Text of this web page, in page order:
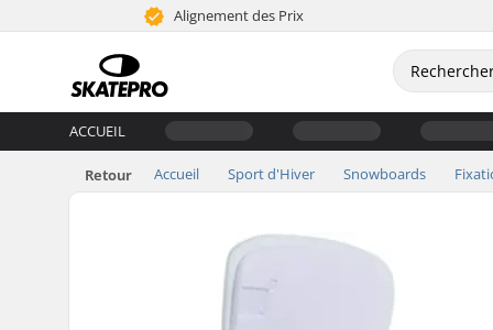
Alignement des Prix
ACCUEIL
Retour Accueil Sport d'Hiver Snowboards